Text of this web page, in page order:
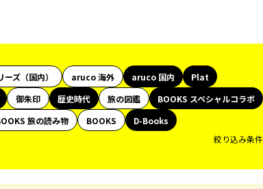
ズ（国内） aruco 海外 aruco 国内
Plat
御朱印 歴史時代 旅の図鑑
BOOKS スペシャルコラボ
旅の読み物 BOOKS
D-Books
絞り込み条